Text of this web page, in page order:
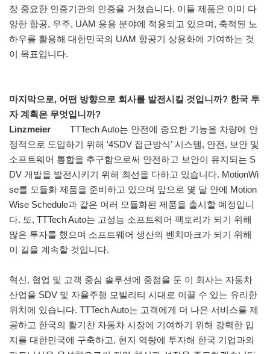
장 중요한 인증기관의 인증을 거쳤습니다. 이들 제품은 이미 다
양한 항공, 우주, UAM 응용 분야에 적용되고 있으며, 축적된 노
하우를 활용해 대한민국의 UAM 항공기 상용화에 기여하는 것
이 목표입니다.
마지막으로, 어떤 방향으로 회사를 발전시킬 것입니까? 한국 투
자 계획은 무엇입니까?
Linzmeier TTTech Auto는 안전에 중요한 기능을 차량에 안
정적으로 도입하기 위해 ‘4SDV 접근방식’ 시스템, 안전, 보안 및
소프트웨어 통합을 추구함으로써 안전하고 보안이 유지되는 S
DV 개발을 발전시키기 위해 최선을 다하고 있습니다. MotionWi
se를 모듈화 제품을 준비하고 있으며 앞으로 몇 달 안에 Motion
Wise Schedule과 같은 여러 모듈화된 제품을 출시할 예정입니
다. 또, TTTech Auto는 고성능 소프트웨어 팩토리가 되기 위해
많은 투자를 했으며 소프트웨어 생산의 벤치마크가 되기 위해
이 길을 계속할 것입니다.
혁신, 협업 및 고객 중심 솔루션에 중점을 둔 이 회사는 자동차
산업을 SDV 및 자율주행 모빌리티 시대로 이끌 수 있는 유리한
위치에 있습니다. TTTech Auto는 고객에게 더 나은 서비스를 제
공하고 한국의 활기찬 자동차 시장에 기여하기 위해 강력한 입
지를 대한민국에 구축하고, 현지 역량에 투자해 한국 기업과의